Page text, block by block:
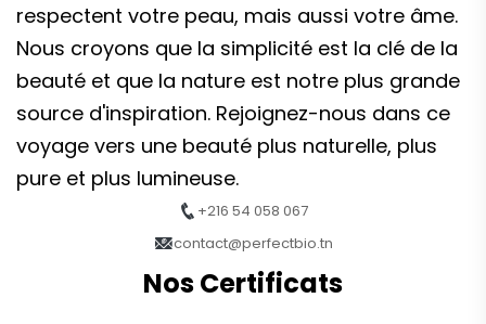
respectent votre peau, mais aussi votre âme.
Nous croyons que la simplicité est la clé de la
beauté et que la nature est notre plus grande
source d'inspiration. Rejoignez-nous dans ce
voyage vers une beauté plus naturelle, plus
pure et plus lumineuse.
+216 54 058 067
contact@perfectbio.tn
Nos Certificats